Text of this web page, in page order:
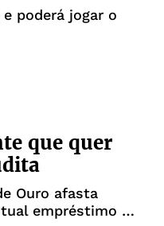
poderá jogar o
que quer
Ouro afasta
empréstimo ao